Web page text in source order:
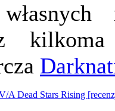
kilkoma
A Dead Stars Rising